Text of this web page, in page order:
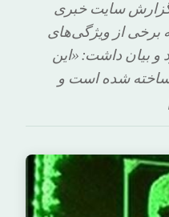
سایت خبری
برخی از ویژگی‌های
بیان داشت: «این
شده است و